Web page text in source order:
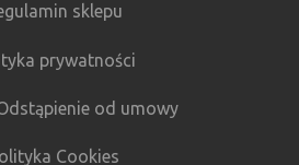
sklepu
prywatności
od umowy
Cookies